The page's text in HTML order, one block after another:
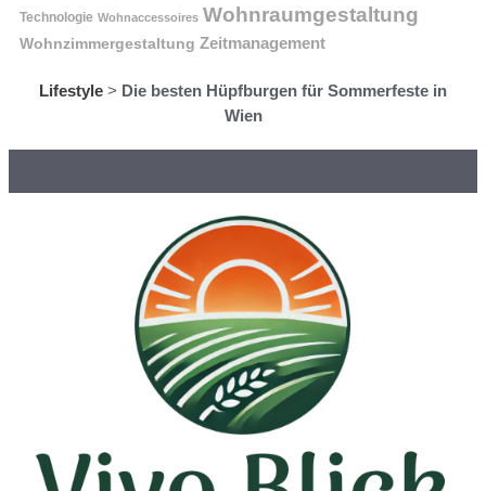
Technologie Wohnaccessoires Wohnraumgestaltung
Wohnzimmergestaltung Zeitmanagement
Lifestyle > Die besten Hüpfburgen für Sommerfeste in
Wien